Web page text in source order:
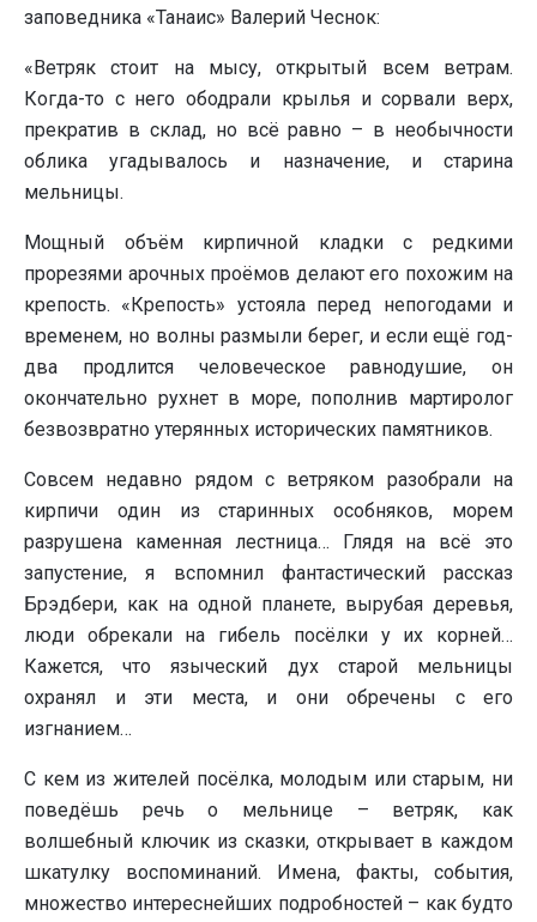
заповедника «Танаис» Валерий Чеснок:
«Ветряк стоит на мысу, открытый всем ветрам.
Когда-то с него ободрали крылья и сорвали верх,
прекратив в склад, но всё равно – в необычности
облика угадывалось и назначение, и старина
мельницы.
Мощный объём кирпичной кладки с редкими
прорезями арочных проёмов делают его похожим на
крепость. «Крепость» устояла перед непогодами и
временем, но волны размыли берег, и если ещё год-
два продлится человеческое равнодушие, он
окончательно рухнет в море, пополнив мартиролог
безвозвратно утерянных исторических памятников.
Совсем недавно рядом с ветряком разобрали на
кирпичи один из старинных особняков, морем
разрушена каменная лестница… Глядя на всё это
запустение, я вспомнил фантастический рассказ
Брэдбери, как на одной планете, вырубая деревья,
люди обрекали на гибель посёлки у их корней…
Кажется, что языческий дух старой мельницы
охранял и эти места, и они обречены с его
изгнанием…
С кем из жителей посёлка, молодым или старым, ни
поведёшь речь о мельнице – ветряк, как
волшебный ключик из сказки, открывает в каждом
шкатулку воспоминаний. Имена, факты, события,
множество интереснейших подробностей – как будто